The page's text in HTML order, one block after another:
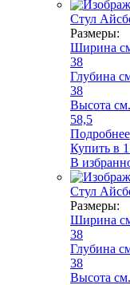
Стул
Размеры:
Ширина
38
Глубина
38
Высота см.
58,5
Подробнее
Купить в
В
Стул
Размеры:
Ширина
38
Глубина
38
Высота см.